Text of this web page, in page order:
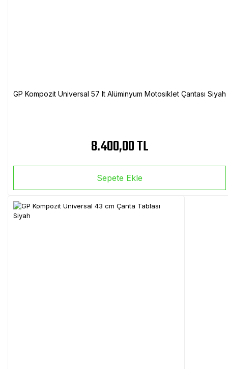
GP Kompozit Universal 57 lt Alüminyum Motosiklet Çantası Siyah
8.400,00 TL
Sepete Ekle